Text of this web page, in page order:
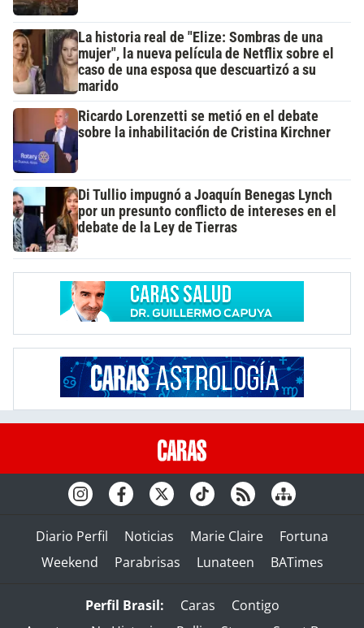
La historia real de "Elize: Sombras de una
mujer", la nueva película de Netflix sobre el
caso de una esposa que descuartizó a su
marido
Ricardo Lorenzetti se metió en el debate
sobre la inhabilitación de Cristina Kirchner
Di Tullio impugnó a Joaquín Benegas Lynch
por un presunto conflicto de intereses en el
debate de la Ley de Tierras
Diario Perfil Noticias Marie Claire
Fortuna
Weekend
Parabrisas Lunateen BATimes
Perfil Brasil: Caras
Contigo